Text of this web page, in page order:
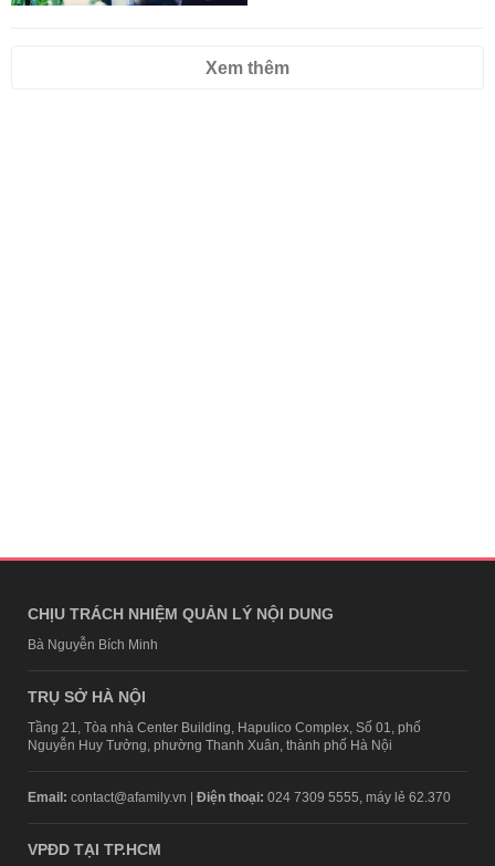
Xem thêm
CHỊU TRÁCH NHIỆM QUẢN LÝ NỘI DUNG
Bà Nguyễn Bích Minh
TRỤ SỞ HÀ NỘI
Tầng 21, Tòa nhà Center Building, Hapulico Complex, Số 01, phố
Nguyễn Huy Tưởng, phường Thanh Xuân, thành phố Hà Nội
Email: contact@afamily.vn | Điện thoại: 024 7309 5555, máy lẻ 62.370
VPĐD TẠI TP.HCM